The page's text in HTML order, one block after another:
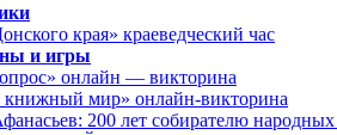
края» краеведческий час
и игры
онлайн — викторина
книжный мир» онлайн-викторина
200 лет собирателю